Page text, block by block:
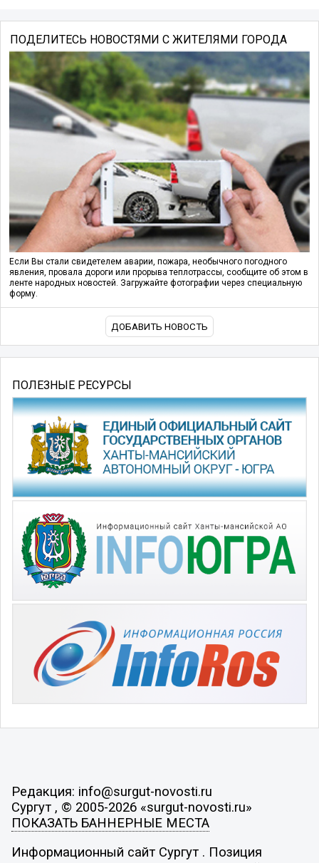
ПОДЕЛИТЕСЬ НОВОСТЯМИ С ЖИТЕЛЯМИ ГОРОДА
Если Вы стали свидетелем аварии, пожара, необычного погодного
явления, провала дороги или прорыва теплотрассы, сообщите об этом в
ленте народных новостей. Загружайте фотографии через специальную
форму.
ДОБАВИТЬ НОВОСТЬ
ПОЛЕЗНЫЕ РЕСУРСЫ
Редакция: info@surgut-novosti.ru
Сургут , © 2005-2026 «surgut-novosti.ru»
ПОКАЗАТЬ БАННЕРНЫЕ МЕСТА
Информационный сайт Сургут . Позиция